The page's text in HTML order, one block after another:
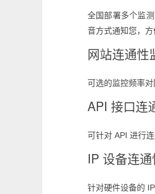
全国部署多个监
音方式通知您，
网站连通性
可选的监控频率
API 接口连
可针对 API 进行
IP 设备连
针对硬件设备的